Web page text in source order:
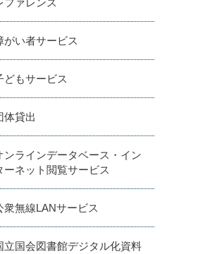
ファレンス
がい者サービス
どもサービス
体貸出
ンラインデータベース・イン
ーネット閲覧サービス
衆無線LANサービス
立国会図書館デジタル化資料